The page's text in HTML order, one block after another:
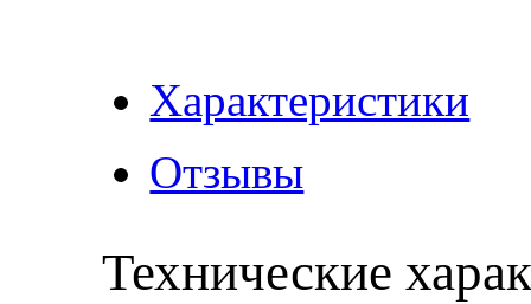
Характеристики
Отзывы
Технические